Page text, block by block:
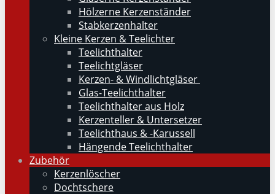
Hölzerne Kerzenständer
Stabkerzenhalter
Kleine Kerzen & Teelichter
Teelichthalter
Teelichtgläser
Kerzen- & Windlichtgläser
Glas-Teelichthalter
Teelichthalter aus Holz
Kerzenteller & Untersetzer
Teelichthaus & -Karussell
Hängende Teelichthalter
Zubehör
Kerzenlöscher
Dochtschere